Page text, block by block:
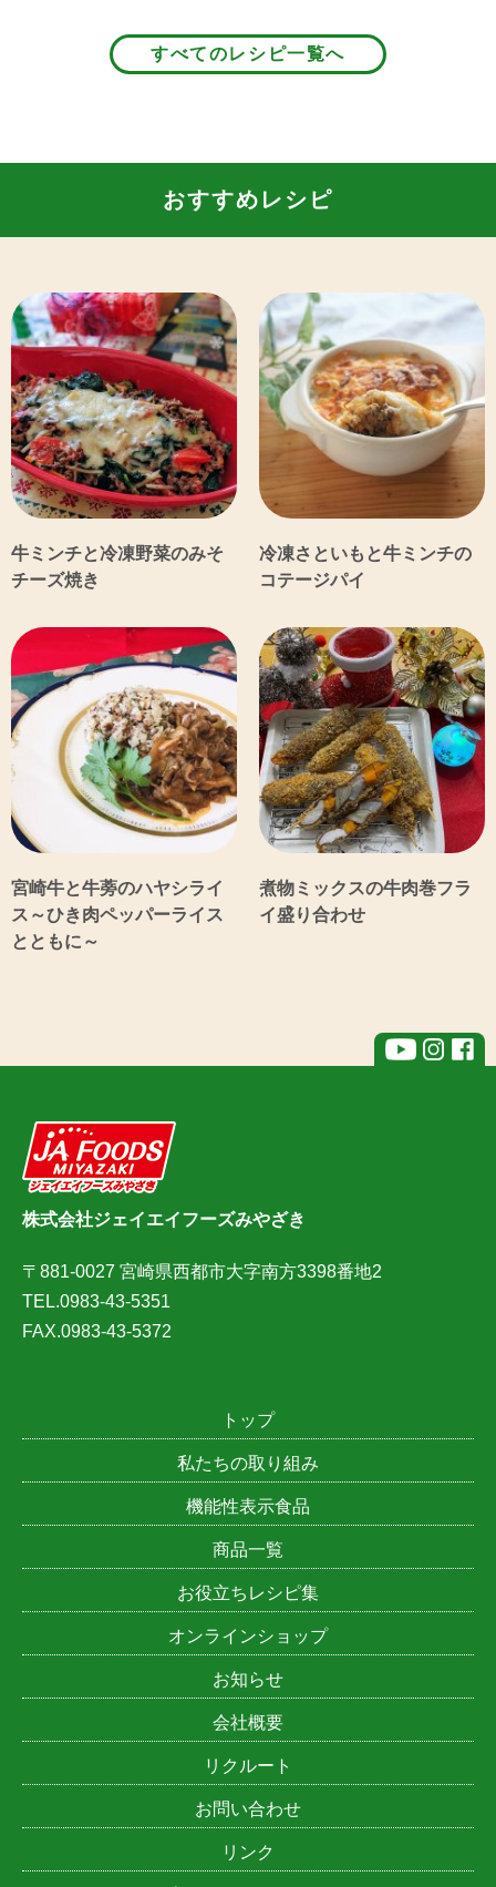
すべてのレシピ一覧へ
おすすめレシピ
牛ミンチと冷凍野菜のみそ
チーズ焼き
冷凍さといもと牛ミンチの
コテージパイ
宮崎牛と牛蒡のハヤシライ
ス～ひき肉ペッパーライス
とともに～
煮物ミックスの牛肉巻フラ
イ盛り合わせ
株式会社ジェイエイフーズみやざき
〒881-0027 宮崎県西都市大字南方3398番地2
TEL.0983-43-5351
FAX.0983-43-5372
トップ
私たちの取り組み
機能性表示食品
商品一覧
お役立ちレシピ集
オンラインショップ
お知らせ
会社概要
リクルート
お問い合わせ
リンク